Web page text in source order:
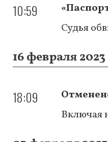
10:59
Судья
16 февраля 2023
18:09
Включая